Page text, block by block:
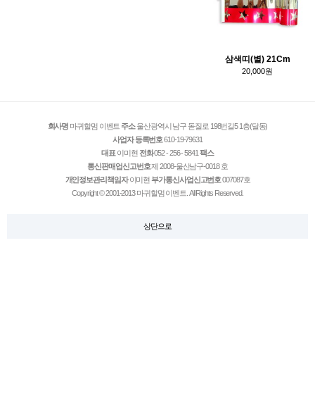
삼색띠(별) 21Cm
20,000원
회사명 마귀할멈 이벤트 주소울산광역시 남구 돋질로 198번길5 1층(달동)
사업자 등록번호610-19-79631
대표 이미현 전화052 - 256 - 5841 팩스
통신판매업신고번호제 2008-울산남구-0018 호
개인정보관리책임자이미현부가통신사업신고번호007087호
Copyright © 2001-2013 마귀할멈 이벤트. All Rights Reserved.
상단으로